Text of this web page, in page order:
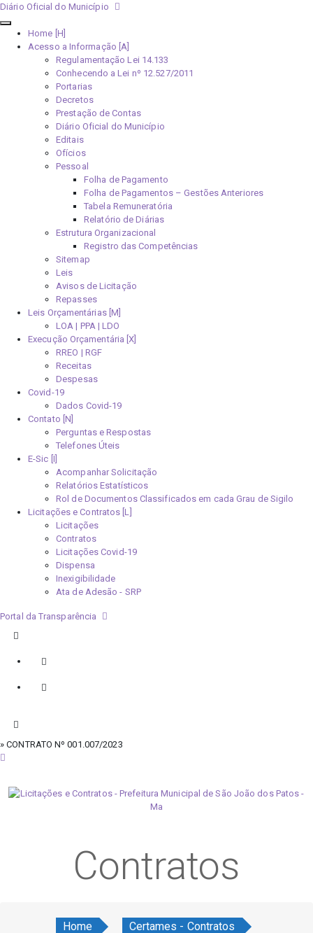
Diário Oficial do Município
Home [H]
Acesso a Informação [A]
Regulamentação Lei 14.133
Conhecendo a Lei nº 12.527/2011
Portarias
Decretos
Prestação de Contas
Diário Oficial do Município
Editais
Ofícios
Pessoal
Folha de Pagamento
Folha de Pagamentos – Gestões Anteriores
Tabela Remuneratória
Relatório de Diárias
Estrutura Organizacional
Registro das Competências
Sitemap
Leis
Avisos de Licitação
Repasses
Leis Orçamentárias [M]
LOA | PPA | LDO
Execução Orçamentária [X]
RREO | RGF
Receitas
Despesas
Covid-19
Dados Covid-19
Contato [N]
Perguntas e Respostas
Telefones Úteis
E-Sic [I]
Acompanhar Solicitação
Relatórios Estatísticos
Rol de Documentos Classificados em cada Grau de Sigilo
Licitações e Contratos [L]
Licitações
Contratos
Licitações Covid-19
Dispensa
Inexigibilidade
Ata de Adesão - SRP
Portal da Transparência
» CONTRATO Nº 001.007/2023
Contratos
Home
Certames - Contratos